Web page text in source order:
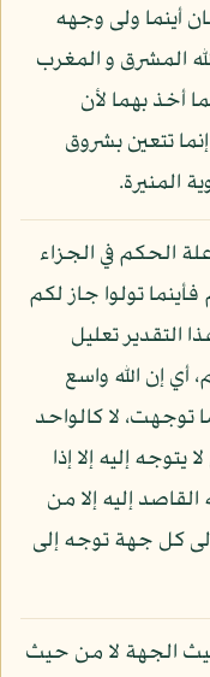
أينما ولى وجهه
المشرق و المغرب
أخذ بهما لأن
تتعين بشروق
المنيرة.
الحكم في الجزاء
تولوا جاز لكم
التقدير تعليل
أي إن الله واسع
توجهت، لا كالواحد
إليه إلا إذا
إليه إلا من
كل جهة توجه إلى
الجهة لا من حيث